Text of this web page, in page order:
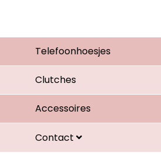
Telefoonhoesjes
Clutches
Accessoires
Contact